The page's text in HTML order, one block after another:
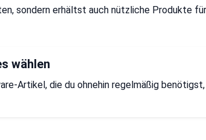
sondern erhältst auch nützliche Produkte
wählen
Artikel, die du ohnehin regelmäßig